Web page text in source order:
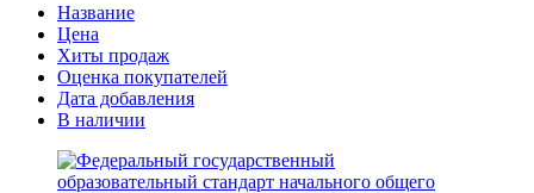
Название
Цена
Хиты продаж
Оценка покупателей
Дата добавления
В наличии